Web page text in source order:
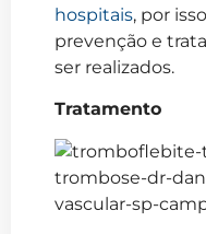
hospitais, por
prevenção e
ser realizados.
Tratamento